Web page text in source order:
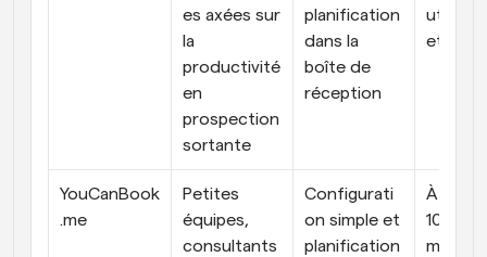
es axées sur
la
productivité
en
prospection
sortante
planification
dans la
boîte de
réception
et par
YouCanBook
.me
Petites
équipes,
consultants
Configurati
on simple et
planification
À partir
10 $ par
mois